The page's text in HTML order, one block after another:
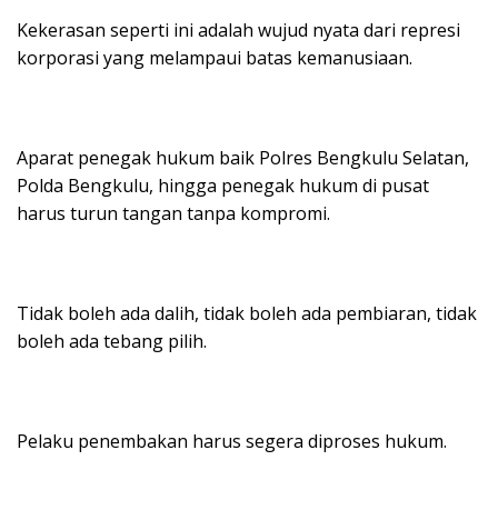
Kekerasan seperti ini adalah wujud nyata dari represi
korporasi yang melampaui batas kemanusiaan.
Aparat penegak hukum baik Polres Bengkulu Selatan,
Polda Bengkulu, hingga penegak hukum di pusat
harus turun tangan tanpa kompromi.
Tidak boleh ada dalih, tidak boleh ada pembiaran, tidak
boleh ada tebang pilih.
Pelaku penembakan harus segera diproses hukum.